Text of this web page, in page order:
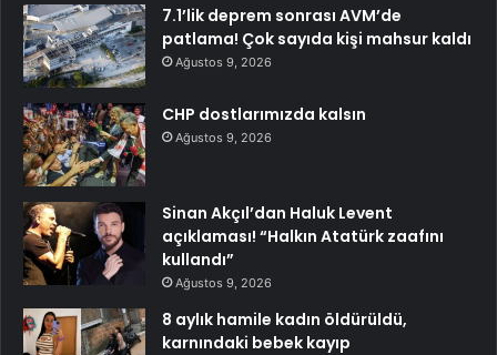
7.1’lik deprem sonrası AVM’de
patlama! Çok sayıda kişi mahsur kaldı
Ağustos 9, 2026
CHP dostlarımızda kalsın
Ağustos 9, 2026
Sinan Akçıl’dan Haluk Levent
açıklaması! “Halkın Atatürk zaafını
kullandı”
Ağustos 9, 2026
8 aylık hamile kadın öldürüldü,
karnındaki bebek kayıp